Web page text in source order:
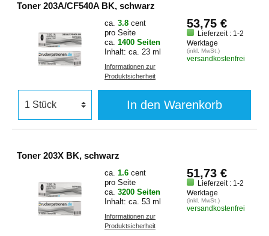
Toner 203A/CF540A BK, schwarz
ca. 3.8 cent
pro Seite
ca. 1400 Seiten
Inhalt: ca. 23 ml
Informationen zur
Produktsicherheit
53,75 €
Lieferzeit : 1-2
Werktage
(inkl. MwSt.)
versandkostenfrei
In den Warenkorb
Toner 203X BK, schwarz
ca. 1.6 cent
pro Seite
ca. 3200 Seiten
Inhalt: ca. 53 ml
Informationen zur
Produktsicherheit
51,73 €
Lieferzeit : 1-2
Werktage
(inkl. MwSt.)
versandkostenfrei